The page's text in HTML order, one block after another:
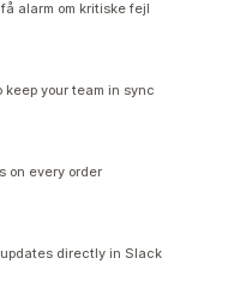
alarm om kritiske fejl
your team in sync
on every order
directly in Slack